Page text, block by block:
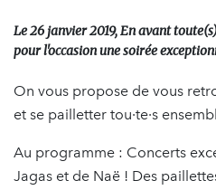
Le 26 janvier 2019, En avant
pour l'occasion une soirée
On vous propose de vous
et se pailletter tou·te·s
Au programme : Concerts
Jagas et de Naë ! Des